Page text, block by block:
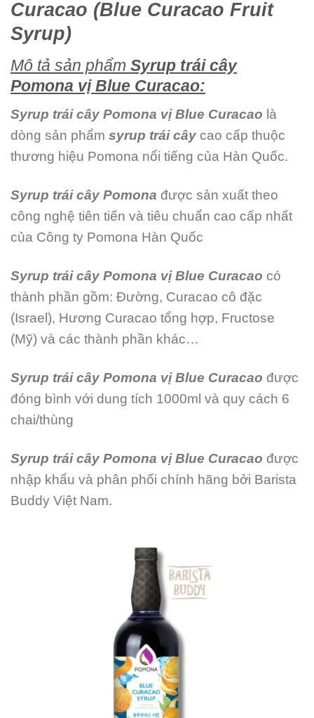
Curacao (Blue Curacao Fruit
Syrup)
Mô tả sản phẩm Syrup trái cây
Pomona vị Blue Curacao:
Syrup trái cây Pomona vị Blue Curacao là
dòng sản phẩm syrup trái cây cao cấp thuộc
thương hiệu Pomona nổi tiếng của Hàn Quốc.
Syrup trái cây Pomona được sản xuất theo
công nghệ tiên tiến và tiêu chuẩn cao cấp nhất
của Công ty Pomona Hàn Quốc
Syrup trái cây Pomona vị Blue Curacao có
thành phần gồm: Đường, Curacao cô đặc
(Israel), Hương Curacao tổng hợp, Fructose
(Mỹ) và các thành phần khác…
Syrup trái cây Pomona vị Blue Curacao được
đóng bình với dung tích 1000ml và quy cách 6
chai/thùng
Syrup trái cây Pomona vị Blue Curacao được
nhập khẩu và phân phối chính hãng bởi Barista
Buddy Việt Nam.